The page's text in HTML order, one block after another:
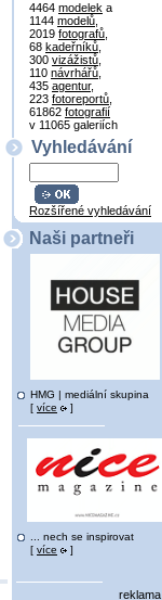
4464 modelek a
1144 modelů
2019 fotografů
68 kadeřníků
300 vizážistů
110 návrhářů
435 agentur,
223 fotoreportů
61862 fotografií
v 11065 galeriích
Vyhledávání
Rozšířené vyhledávání
Naši partneři
HMG | mediální skupina
[ více ]
... nech se inspirovat
[ více ]
reklama